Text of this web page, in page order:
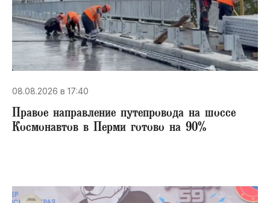
08.08.2026 в 17:40
Правое направление путепровода на шоссе
Космонавтов в Перми готово на 90%